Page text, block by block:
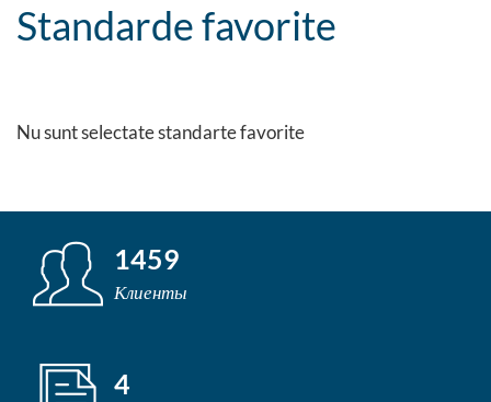
Standarde favorite
Nu sunt selectate standarte favorite
1459
Клиенты
4